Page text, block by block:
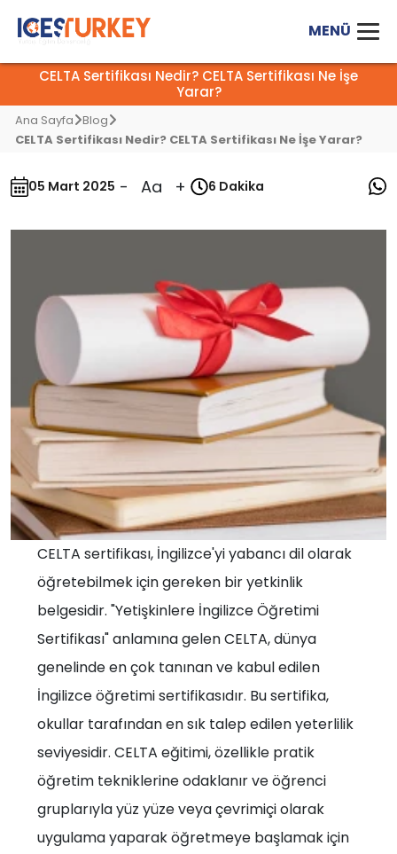
CELTA Sertifikası Nedir? CELTA Sertifikası Ne İşe
Yarar?
Ana Sayfa Blog
CELTA Sertifikası Nedir? CELTA Sertifikası Ne İşe Yarar?
05 Mart 2025 - Aa + 6 Dakika
CELTA sertifikası, İngilizce'yi yabancı dil olarak
öğretebilmek için gereken bir yetkinlik
belgesidir. "Yetişkinlere İngilizce Öğretimi
Sertifikası" anlamına gelen CELTA, dünya
genelinde en çok tanınan ve kabul edilen
İngilizce öğretimi sertifikasıdır. Bu sertifika,
okullar tarafından en sık talep edilen yeterlilik
seviyesidir. CELTA eğitimi, özellikle pratik
öğretim tekniklerine odaklanır ve öğrenci
gruplarıyla yüz yüze veya çevrimiçi olarak
uygulama yaparak öğretmeye başlamak için